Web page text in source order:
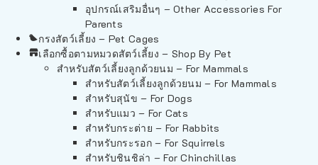
อุปกรณ์เสริมอื่นๆ – Other Accessories For
Parents
กรงสัตว์เลี้ยง – Pet Cages
เลือกซื้อตามหมวดสัตว์เลี้ยง – Shop By Pet
สำหรับสัตว์เลี้ยงลูกด้วยนม – For Mammals
สำหรับสัตว์เลี้ยงลูกด้วยนม – For Mammals
สำหรับสุนัข – For Dogs
สำหรับแมว – For Cats
สำหรับกระต่าย – For Rabbits
สำหรับกระรอก – For Squirrels
สำหรับชินชิล่า – For Chinchillas